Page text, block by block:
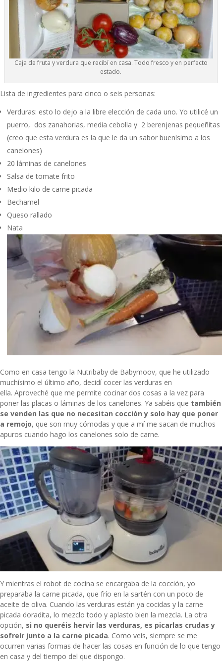
Caja de fruta y verdura que recibí en casa. Todo fresco y en perfecto
estado.
Lista de ingredientes para cinco o seis personas:
Verduras: esto lo dejo a la libre elección de cada uno. Yo utilicé un
puerro, dos zanahorias, media cebolla y 2 berenjenas pequeñitas
(creo que esta verdura es la que le da un sabor buenísimo a los
canelones)
20 láminas de canelones
Salsa de tomate frito
Medio kilo de carne picada
Bechamel
Queso rallado
Nata
Como en casa tengo la Nutribaby de Babymoov, que he utilizado
muchísimo el último año, decidí cocer las verduras en
ella. Aproveché que me permite cocinar dos cosas a la vez para
poner las placas o láminas de los canelones. Ya sabéis que también
se venden las que no necesitan cocción y solo hay que poner
a remojo, que son muy cómodas y que a mí me sacan de muchos
apuros cuando hago los canelones solo de carne.
Y mientras el robot de cocina se encargaba de la cocción, yo
preparaba la carne picada, que frío en la sartén con un poco de
aceite de oliva. Cuando las verduras están ya cocidas y la carne
picada doradita, lo mezclo todo y aplasto bien la mezcla. La otra
opción, si no queréis hervir las verduras, es picarlas crudas y
sofreír junto a la carne picada. Como veis, siempre se me
ocurren varias formas de hacer las cosas en función de lo que tengo
en casa y del tiempo del que dispongo.